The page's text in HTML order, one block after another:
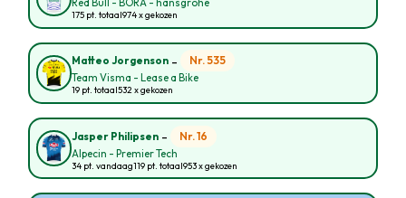
Red Bull - BORA - hansgrohe
175 pt. totaal974 x gekozen
Matteo Jorgenson - Nr. 535
Team Visma - Lease a Bike
19 pt. totaal532 x gekozen
Jasper Philipsen - Nr. 16
Alpecin - Premier Tech
34 pt. vandaag119 pt. totaal953 x gekozen